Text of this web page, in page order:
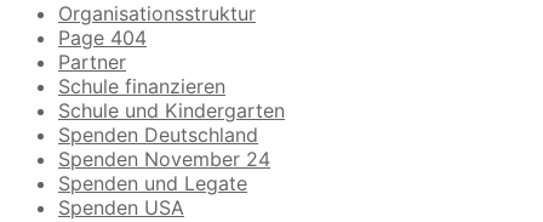
Organisationsstruktur
Page 404
Partner
Schule finanzieren
Schule und Kindergarten
Spenden Deutschland
Spenden November 24
Spenden und Legate
Spenden USA